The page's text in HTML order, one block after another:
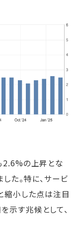
2.6%の上昇とな
た。特に、サービ
小した点は注目
示す兆候として、